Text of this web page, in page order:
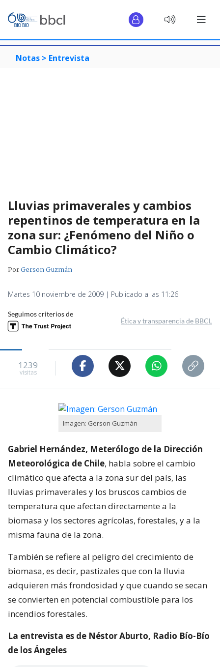
Notas > Entrevista
Lluvias primaverales y cambios
repentinos de temperatura en la
zona sur: ¿Fenómeno del Niño o
Cambio Climático?
PorGerson Guzmán
Martes 10 noviembre de 2009 | Publicado a las 11:26
Seguimos criterios de
Ética y transparencia de BBCL
1239
visitas
Imagen: Gerson Guzmán
Gabriel Hernández, Meterólogo de la Dirección
Meteorológica de Chile, habla sobre el cambio
climático que afecta a la zona sur del país, las
lluvias primaverales y los bruscos cambios de
temperatura que afectan directamente a la
biomasa y los sectores agrícolas, forestales, y a la
misma fauna de la zona.
También se refiere al peligro del crecimiento de
biomasa, es decir, pastizales que con la lluvia
adquieren más frondosidad y que cuando se secan
se convierten en potencial combustible para los
incendios forestales.
La entrevista es de Néstor Aburto, Radio Bío-Bío
de los Ángeles